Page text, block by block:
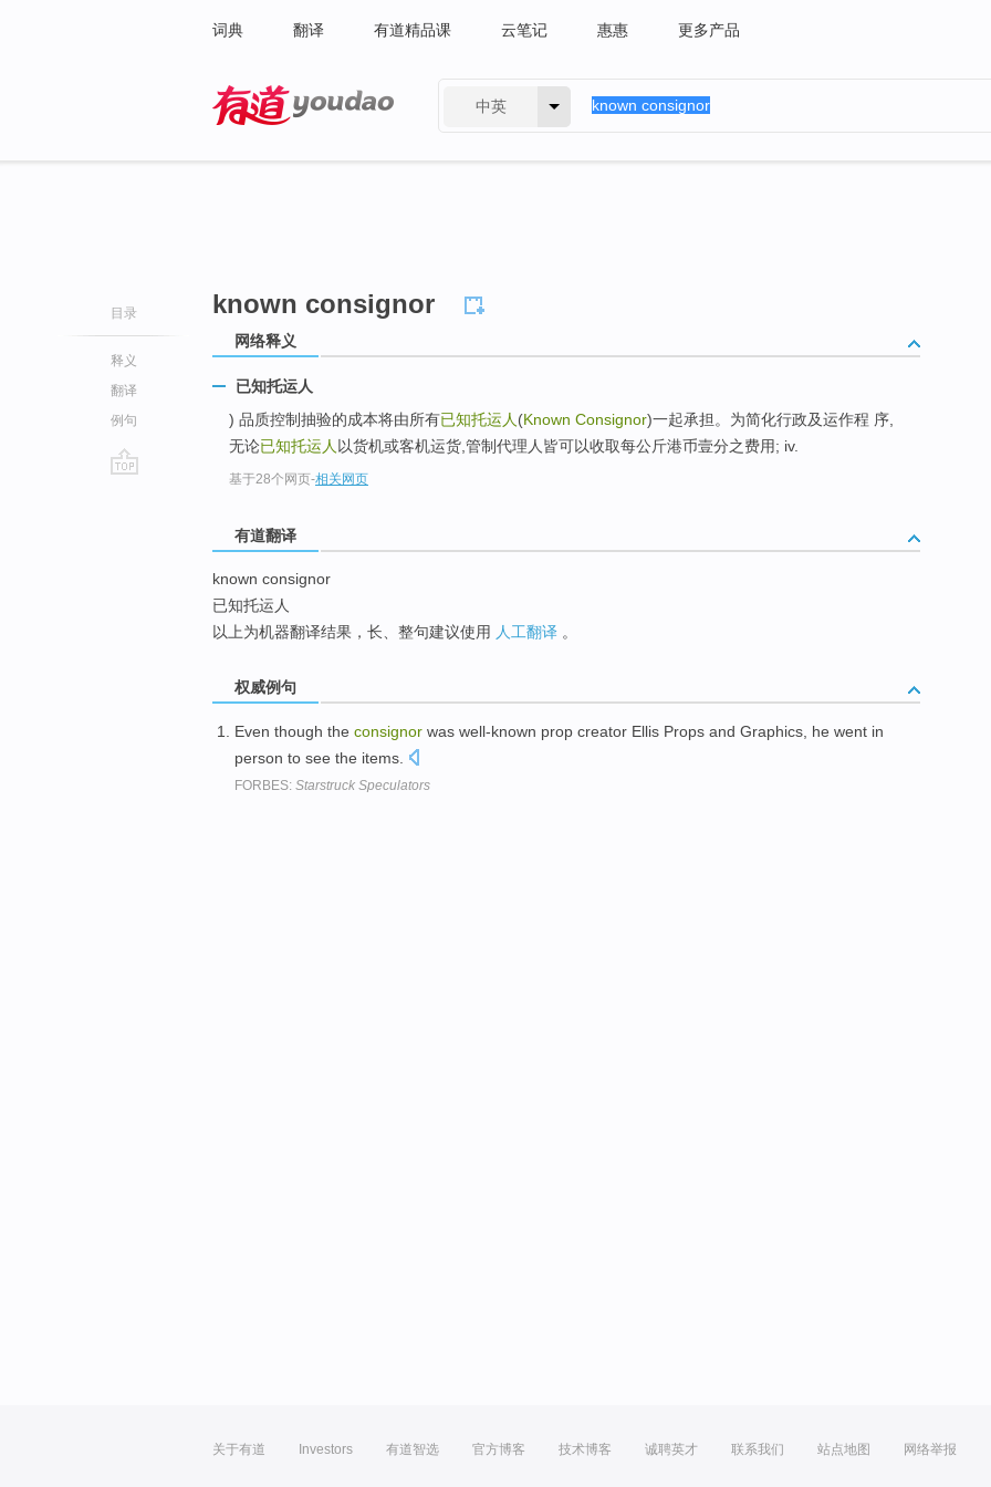
词典 翻译 有道精品课 云笔记 惠惠 更多产品
中英
目录
释义
翻译
例句
known consignor
网络释义
已知托运人
) 品质控制抽验的成本将由所有已知托运人 (Known Consignor)一起承担。为简化行政及运作程 序,
无论已知托运人 以货机或客机运货,管制代理人皆可以收取每公斤港币壹分之费用; iv.
基于28个网页-相关网页
有道翻译
known consignor
已知托运人
以上为机器翻译结果，长、整句建议使用 人工翻译 。
权威例句
Even though the consignor was well-known prop creator Ellis Props and Graphics, he went in
person to see the items.
FORBES: Starstruck Speculators
关于有道 Investors 有道智选 官方博客 技术博客 诚聘英才 联系我们 站点地图 网络举报